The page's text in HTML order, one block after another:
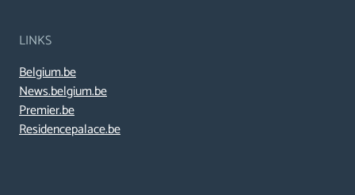
LINKS
Belgium.be
News.belgium.be
Premier.be
Residencepalace.be